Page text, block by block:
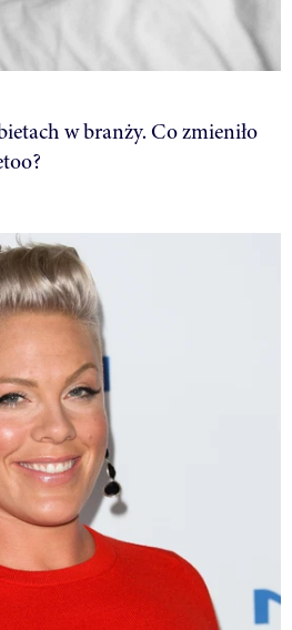
w branży. Co zmieniło